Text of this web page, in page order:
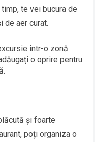
te vei bucura de
de aer curat.
într-o zonă
o oprire pentru
și foarte
poți organiza o